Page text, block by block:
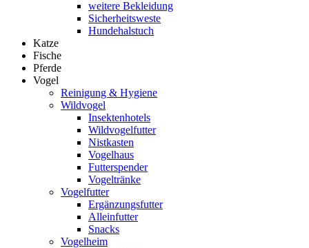
weitere Bekleidung
Sicherheitsweste
Hundehalstuch
Katze
Fische
Pferde
Vogel
Reinigung & Hygiene
Wildvogel
Insektenhotels
Wildvogelfutter
Nistkasten
Vogelhaus
Futterspender
Vogeltränke
Vogelfutter
Ergänzungsfutter
Alleinfutter
Snacks
Vogelheim